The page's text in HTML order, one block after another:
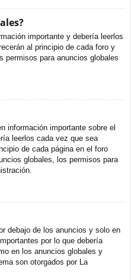
importante y debería leerlos
al principio de cada foro y
permisos para anuncios globales
información importante sobre el
leerlos cada vez que sea
de cada página en el foro
globales, los permisos para
debajo de los anuncios y solo en
por lo que debería
en los anuncios globales y
son otorgados por La